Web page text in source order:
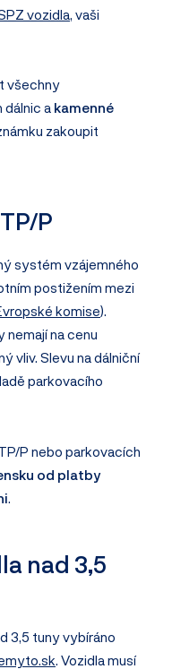
vozidla, vaši
všechny
dálnic a kamenné
zakoupit
P
systém vzájemného
postižením mezi
komise).
na cenu
vliv. Slevu na dálniční
parkovacího
P nebo parkovacích
od platby
nad 3,5
3,5 tuny vybíráno
. Vozidla musí